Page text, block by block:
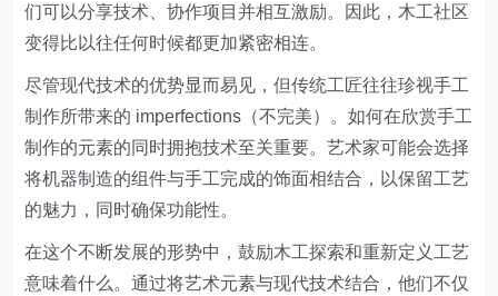
们可以分享技术、协作项目并相互激励。因此，木工社区
变得比以往任何时候都更加紧密相连。
尽管现代技术的优势显而易见，但传统工匠往往珍视手工
制作所带来的 imperfections（不完美）。如何在欣赏手工
制作的元素的同时拥抱技术至关重要。艺术家可能会选择
将机器制造的组件与手工完成的饰面相结合，以保留工艺
的魅力，同时确保功能性。
在这个不断发展的形势中，鼓励木工探索和重新定义工艺
意味着什么。通过将艺术元素与现代技术结合，他们不仅